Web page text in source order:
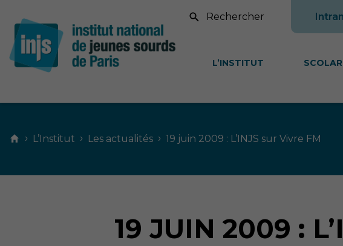
Recherche sur le site
L’INSTITUT
› L’Institut › Les actualités › 19 juin 2009 : L’INJS sur Vivre FM
19 JUIN 2009 :